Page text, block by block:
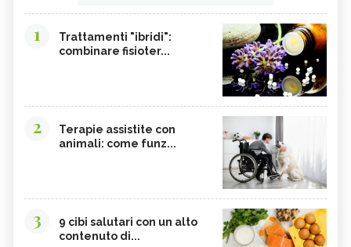
1
Trattamenti "ibridi":
combinare fisioter...
2
Terapie assistite con
animali: come funz...
3
9 cibi salutari con un alto
contenuto di...